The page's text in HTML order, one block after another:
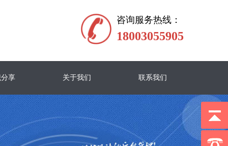
咨询服务热线：
18003055905
享 关于我们 联系我们